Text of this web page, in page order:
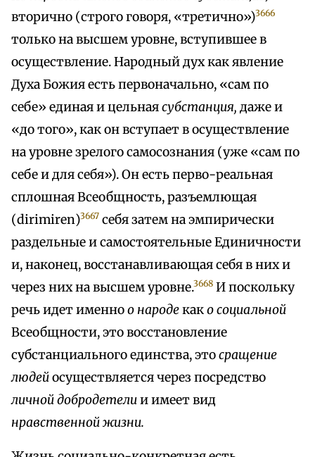
вторично (строго говоря, «третично»)3666
только на высшем уровне, вступившее в
осуществление. Народный дух как явление
Духа Божия есть первоначально, «сам по
себе» единая и цельнаясубстанция, даже и
«до того», как он вступает в осуществление
на уровне зрелого самосознания (уже «сам по
себе и для себя»). Он есть перво-реальная
сплошная Всеобщность, разъемлющая
(dirimiren)3667 себя затем на эмпирически
раздельные и самостоятельные Единичности
и, наконец, восстанавливающая себя в них и
через них на высшем уровне.3668 И поскольку
речь идет именноо народекако социальной
Всеобщности, это восстановление
субстанциального единства, этосращение
людейосуществляется через посредство
личной добродетелии имеет вид
нравственной жизни.